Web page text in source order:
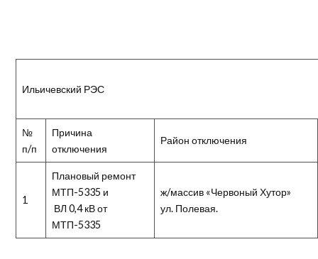
Ильичевский РЭС
№
п/п
Причина
отключения
Район отключения
1
Плановый ремонт
МТП-5335 и
ВЛ 0,4 кВ от
МТП-5335
ж/массив «Червоный Хутор»
ул. Полевая.